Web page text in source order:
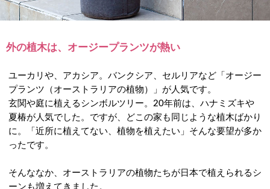
外の植木は、オージープランツが熱い
ユーカリや、アカシア。バンクシア、セルリアなど「オージー
プランツ（オーストラリアの植物）」が人気です。
玄関や庭に植えるシンボルツリー。20年前は、ハナミズキや
夏椿が人気でした。ですが、どこの家も同じような植木ばかり
に。「近所に植えてない、植物を植えたい」そんな要望が多か
ったです。
そんななか、オーストラリアの植物たちが日本で植えられるシ
ーンも増えてきました。